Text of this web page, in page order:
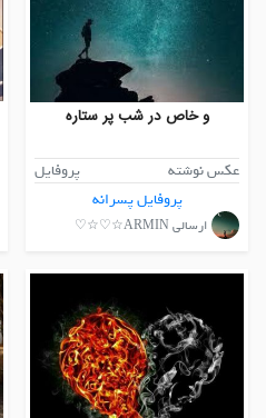
و خاص در شب پر ستاره
عکس نوشته
پروفایل
پروفایل پسرانه
ارسالی ARMIN☆♡☆♡